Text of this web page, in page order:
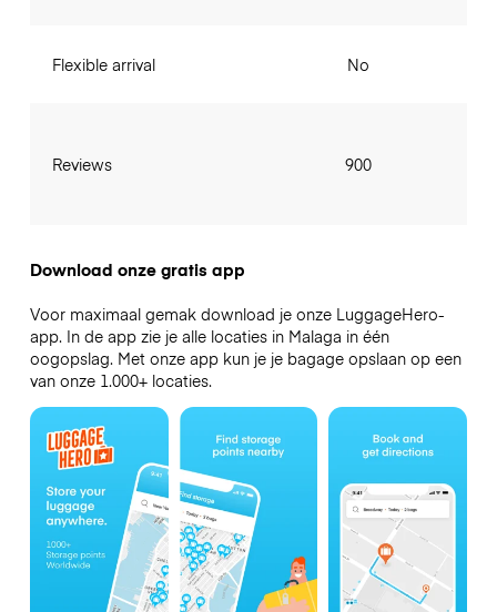
Flexible arrival
Reviews
No
900
Download onze gratis app
Voor maximaal gemak download je onze LuggageHero-
app. In de app zie je alle locaties in Malaga in één
oogopslag. Met onze app kun je je bagage opslaan op een
van onze 1.000+ locaties.